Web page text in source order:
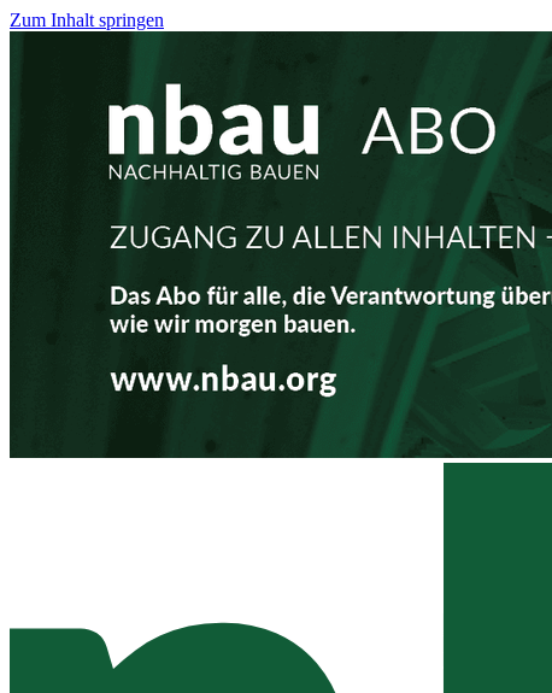
Zum Inhalt springen